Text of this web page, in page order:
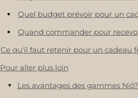
Quel budget prévoir pour un
Quand commander pour
Ce qu'il faut retenir pour un cadeau
Pour aller plus loin
Les avantages des gammes Niõ?